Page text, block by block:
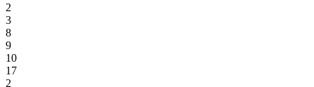
2
3
8
9
10
17
2